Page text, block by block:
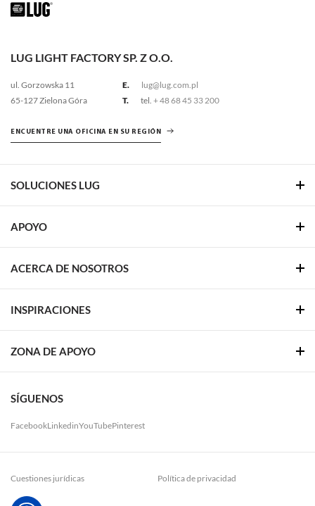
LUG LIGHT FACTORY SP. Z O.O.
ul. Gorzowska 11
65-127 Zielona Góra
E.
lug@lug.com.pl
T.
tel. + 48 68 45 33 200
ENCUENTRE UNA OFICINA EN SU REGIÓN
SOLUCIONES LUG
APOYO
ACERCA DE NOSOTROS
INSPIRACIONES
ZONA DE APOYO
SÍGUENOS
FacebookLinkedinYouTubePinterest
Cuestiones jurídicas Política de privacidad